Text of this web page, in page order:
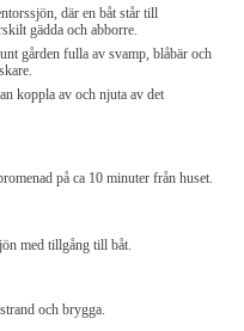
där en båt står till
gädda och abborre.
gården fulla av svamp, blåbär och
koppla av och njuta av det
på ca 10 minuter från huset.
med tillgång till båt.
och brygga.